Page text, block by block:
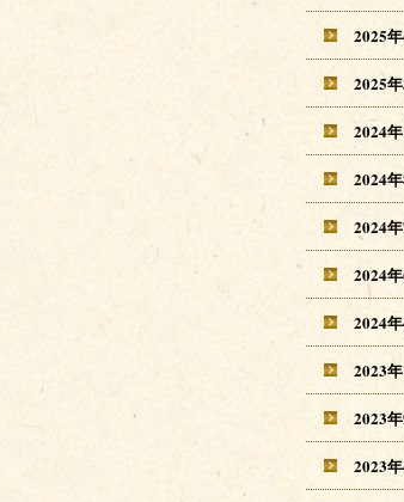
2025
2025
2024
2024
2024
2024
2024
2023
2023
2023